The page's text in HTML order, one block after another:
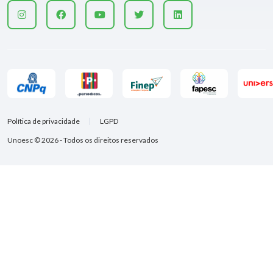
Unoesc © 2026 - Todos os direitos reservados
Política de privacidade LGPD